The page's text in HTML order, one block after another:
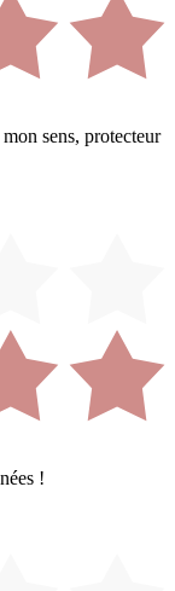
sens, protecteur
!